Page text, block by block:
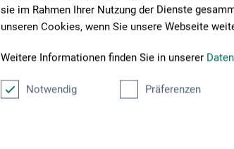
sie im Rahmen Ihrer Nutzung der Dienste
unseren Cookies, wenn Sie unsere Webseite
Weitere Informationen finden Sie in unserer
Notwendig Präferenzen